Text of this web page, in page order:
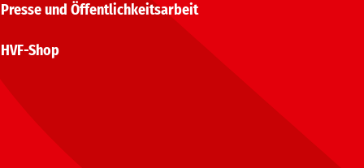
Presse und Öffentlichkeitsarbeit
HVF-Shop